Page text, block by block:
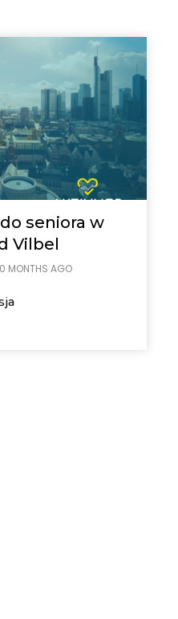
seniora w
Vilbel
MONTHS AGO